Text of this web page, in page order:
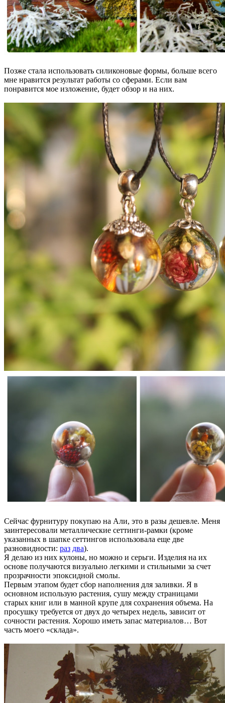
Позже стала использовать силиконовые формы, больше всего
мне нравится результат работы со сферами. Если вам
понравится мое изложение, будет обзор и на них.
Сейчас фурнитуру покупаю на Али, это в разы дешевле. Меня
заинтересовали металлические сеттинги-рамки (кроме
указанных в шапке сеттингов использовала еще две
разновидности: раз два).
Я делаю из них кулоны, но можно и серьги. Изделия на их
основе получаются визуально легкими и стильными за счет
прозрачности эпоксидной смолы.
Первым этапом будет сбор наполнения для заливки. Я в
основном использую растения, сушу между страницами
старых книг или в манной крупе для сохранения объема. На
просушку требуется от двух до четырех недель, зависит от
сочности растения. Хорошо иметь запас материалов… Вот
часть моего «склада».